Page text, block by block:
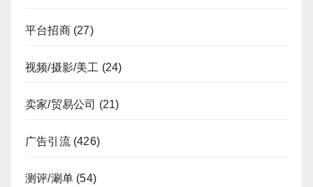
平台招商(27)
视频/摄影/美工 (24)
卖家/贸易公司 (21)
广告引流(426)
测评/涮单 (54)